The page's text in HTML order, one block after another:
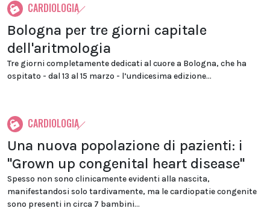
CARDIOLOGIA
Bologna per tre giorni capitale
dell'aritmologia
Tre giorni completamente dedicati al cuore a Bologna, che ha
ospitato - dal 13 al 15 marzo - l’undicesima edizione...
CARDIOLOGIA
Una nuova popolazione di pazienti: i
"Grown up congenital heart disease"
Spesso non sono clinicamente evidenti alla nascita,
manifestandosi solo tardivamente, ma le cardiopatie congenite
sono presenti in circa 7 bambini...